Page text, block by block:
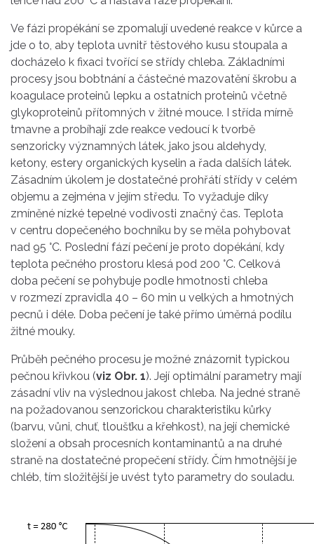
Ve fázi propékání se zpomalují uvedené reakce v kůrce a
jde o to, aby teplota uvnitř těstového kusu stoupala a
docházelo k fixaci tvořící se střídy chleba. Základními
procesy jsou bobtnání a částečné mazovatění škrobu a
koagulace proteinů lepku a ostatních proteinů včetně
glykoproteinů přítomných v žitné mouce. I střída mírně
tmavne a probíhají zde reakce vedoucí k tvorbě
senzoricky významných látek, jako jsou aldehydy,
ketony, estery organických kyselin a řada dalších látek.
Zásadním úkolem je dostatečné prohřátí střídy v celém
objemu a zejména v jejím středu. To vyžaduje díky
zmíněné nízké tepelné vodivosti značný čas. Teplota
v centru dopečeného bochníku by se měla pohybovat
nad 95 °C. Poslední fází pečení je proto dopékání, kdy
teplota pečného prostoru klesá pod 200 °C. Celková
doba pečení se pohybuje podle hmotnosti chleba
v rozmezí zpravidla 40 – 60 min u velkých a hmotných
pecnů i déle. Doba pečení je také přímo úměrná podílu
žitné mouky.
Průběh pečného procesu je možné znázornit typickou
pečnou křivkou (viz Obr. 1). Její optimální parametry mají
zásadní vliv na výslednou jakost chleba. Na jedné straně
na požadovanou senzorickou charakteristiku kůrky
(barvu, vůni, chuť, tloušťku a křehkost), na její chemické
složení a obsah procesních kontaminantů a na druhé
straně na dostatečné propečení střídy. Čím hmotnější je
chléb, tím složitější je uvést tyto parametry do souladu.